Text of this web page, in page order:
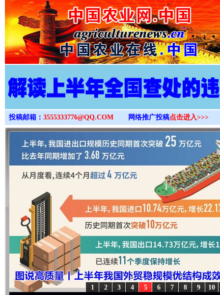
>
投稿邮箱： 3555333776@QQ.COM 网络推广投稿点击进入>>>
10
9
8
7
6
5
4
3
2
1